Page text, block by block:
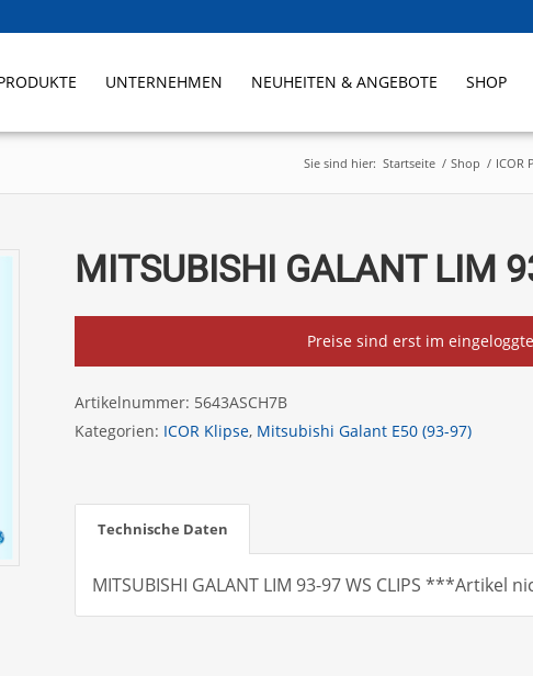
UNTERNEHMEN NEUHEITEN & ANGEBOTE SHOP
Sie sind hier: Startseite / Shop / ICOR
MITSUBISHI GALANT LIM
Preise sind erst im
Artikelnummer: 5643ASCH7B
Kategorien: ICOR Klipse, Mitsubishi Galant E50 (93-97)
Technische Daten
MITSUBISHI GALANT LIM 93-97 WS CLIPS